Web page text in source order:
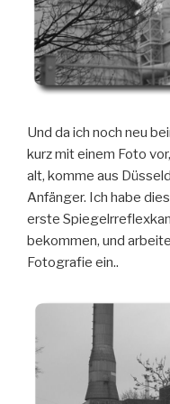
Und da ich noch neu
kurz mit einem Foto
alt, komme aus
Anfänger. Ich habe
erste
bekommen, und
Fotografie ein..